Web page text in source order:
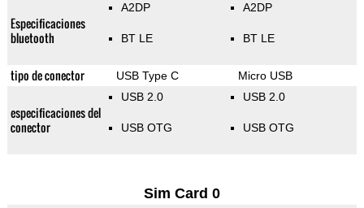
Especificaciones
bluetooth
A2DP
BT LE
A2DP
BT LE
tipo de conector USB Type C Micro USB
especificaciones del
conector
USB 2.0
USB OTG
USB 2.0
USB OTG
Sim Card 0